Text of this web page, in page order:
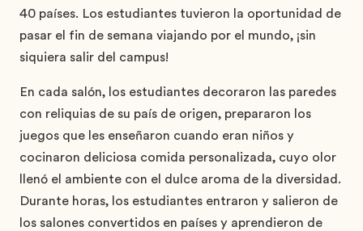
40 países. Los estudiantes tuvieron la oportunidad de
pasar el fin de semana viajando por el mundo, ¡sin
siquiera salir del campus!
En cada salón, los estudiantes decoraron las paredes
con reliquias de su país de origen, prepararon los
juegos que les enseñaron cuando eran niños y
cocinaron deliciosa comida personalizada, cuyo olor
llenó el ambiente con el dulce aroma de la diversidad.
Durante horas, los estudiantes entraron y salieron de
los salones convertidos en países y aprendieron de